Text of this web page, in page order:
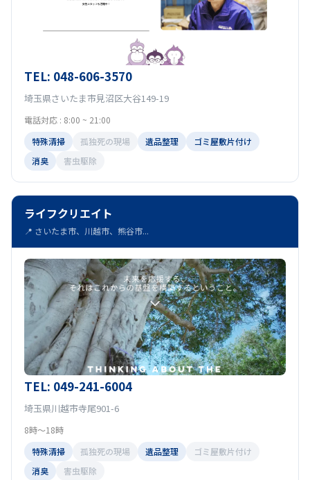
TEL: 048-606-3570
埼玉県さいたま市見沼区大谷149-19
電話対応 : 8:00 ~ 21:00
特殊清掃
孤独死の現場 遺品整理
ゴミ屋敷片付け
消臭
害虫駆除
ライフクリエイト
📍 さいたま市、川越市、熊谷市...
TEL: 049-241-6004
埼玉県川越市寺尾901-6
8時～18時
特殊清掃
孤独死の現場 遺品整理
ゴミ屋敷片付け
消臭
害虫駆除